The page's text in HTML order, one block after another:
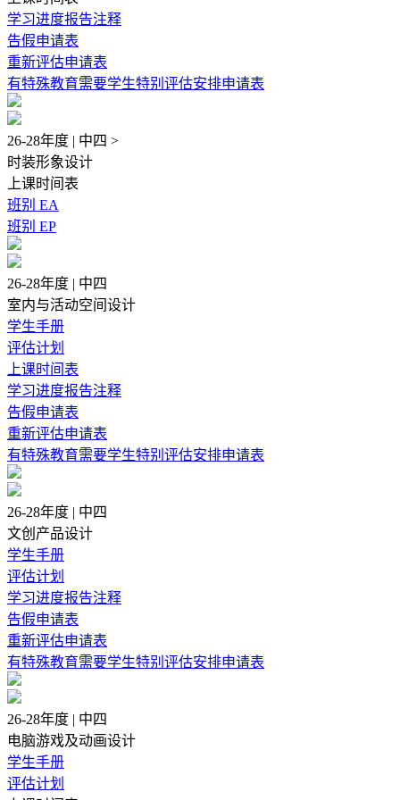
学习进度报告注释
告假申请表
重新评估申请表
有特殊教育需要学生特别评估安排申请表
26-28年度 | 中四 >
时装形象设计
上课时间表
班别 EA
班别 EP
26-28年度 | 中四
室内与活动空间设计
学生手册
评估计划
上课时间表
学习进度报告注释
告假申请表
重新评估申请表
有特殊教育需要学生特别评估安排申请表
26-28年度 | 中四
文创产品设计
学生手册
评估计划
学习进度报告注释
告假申请表
重新评估申请表
有特殊教育需要学生特别评估安排申请表
26-28年度 | 中四
电脑游戏及动画设计
学生手册
评估计划